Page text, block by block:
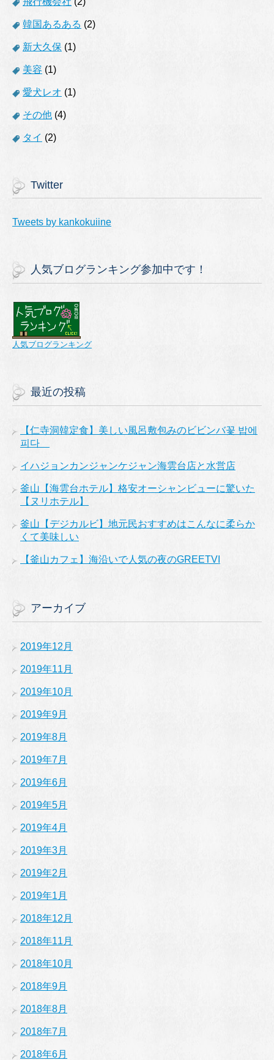
韓国あるある (2)
新大久保 (1)
美容 (1)
愛犬レオ (1)
その他 (4)
タイ (2)
Twitter
Tweets by kankokuiine
人気ブログランキング参加中です！
人気ブログランキング
最近の投稿
【仁寺洞韓定食】美しい風呂敷包みのビビンバ꽃 밥에
피다
イハジョンカンジャンケジャン海雲台店と水営店
釜山【海雲台ホテル】格安オーシャンビューに驚いた
【ヌリホテル】
釜山【デジカルビ】地元民おすすめはこんなに柔らか
くて美味しい
【釜山カフェ】海沿いで人気の夜のGREETVI
アーカイブ
2019年12月
2019年11月
2019年10月
2019年9月
2019年8月
2019年7月
2019年6月
2019年5月
2019年4月
2019年3月
2019年2月
2019年1月
2018年12月
2018年11月
2018年10月
2018年9月
2018年8月
2018年7月
2018年6月